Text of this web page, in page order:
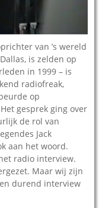
van ’s wereld
is zelden op
in 1999 – is
radiofreak,
op
gesprek ging over
de rol van
Jack
aan het woord.
radio interview.
Maar wij zijn
durend interview